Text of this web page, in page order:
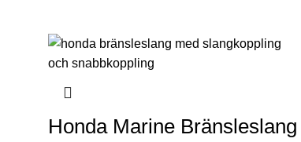
Honda Marine Bränsleslang